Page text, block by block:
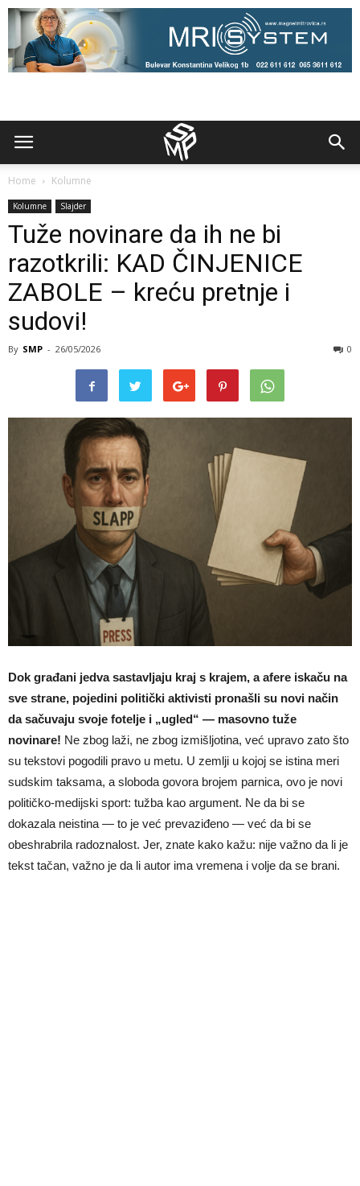
Home Kolumne
Kolumne Slajder
Tuže novinare da ih ne bi
razotkrili: KAD ČINJENICE
ZABOLE – kreću pretnje i
sudovi!
By SMP - 26/05/2026 0
Dok građani jedva sastavljaju kraj s krajem, a afere iskaču na
sve strane, pojedini politički aktivisti pronašli su novi način
da sačuvaju svoje fotelje i „ugled“ — masovno tuže
novinare! Ne zbog laži, ne zbog izmišljotina, već upravo zato što
su tekstovi pogodili pravo u metu. U zemlji u kojoj se istina meri
sudskim taksama, a sloboda govora brojem parnica, ovo je novi
političko-medijski sport: tužba kao argument. Ne da bi se
dokazala neistina — to je već prevaziđeno — već da bi se
obeshrabrila radoznalost. Jer, znate kako kažu: nije važno da li je
tekst tačan, važno je da li autor ima vremena i volje da se brani.